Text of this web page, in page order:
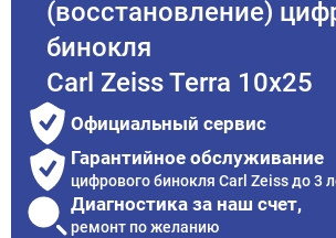
(восстановление)
бинокля
Carl Zeiss Terra 10x25
Официальный сервис
Гарантийное обслуживание
цифрового бинокля Carl Zeiss до 3
Диагностика за наш счет,
ремонт по желанию